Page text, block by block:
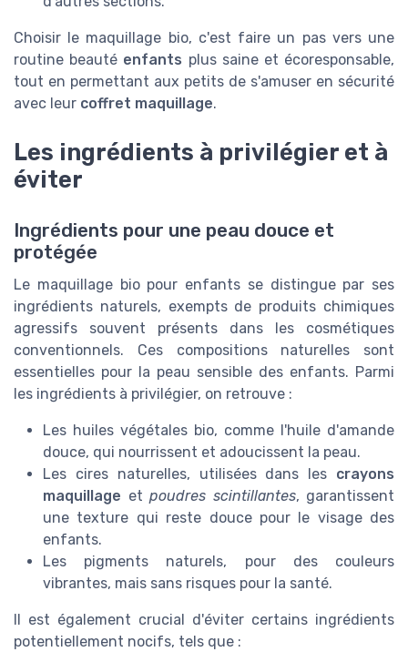
Choisir le maquillage bio, c'est faire un pas vers une
routine beauté enfants plus saine et écoresponsable,
tout en permettant aux petits de s'amuser en sécurité
avec leur coffret maquillage.
Les ingrédients à privilégier et à
éviter
Ingrédients pour une peau douce et
protégée
Le maquillage bio pour enfants se distingue par ses
ingrédients naturels, exempts de produits chimiques
agressifs souvent présents dans les cosmétiques
conventionnels. Ces compositions naturelles sont
essentielles pour la peau sensible des enfants. Parmi
les ingrédients à privilégier, on retrouve :
Les huiles végétales bio, comme l'huile d'amande
douce, qui nourrissent et adoucissent la peau.
Les cires naturelles, utilisées dans les crayons
maquillage et poudres scintillantes, garantissent
une texture qui reste douce pour le visage des
enfants.
Les pigments naturels, pour des couleurs
vibrantes, mais sans risques pour la santé.
Il est également crucial d'éviter certains ingrédients
potentiellement nocifs, tels que :